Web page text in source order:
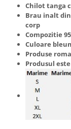
Chilot tanga
Brau inalt
corp
Compozitie
Culoare
Produse
Produsul